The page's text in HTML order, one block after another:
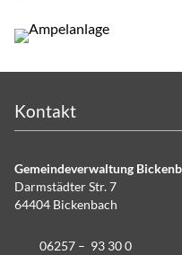
Kontakt
Gemeindeverwaltung
Darmstädter Str. 7
64404 Bickenbach
06257 – 93 30 0